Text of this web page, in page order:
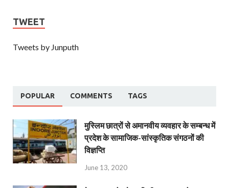
TWEET
Tweets by Junputh
POPULAR COMMENTS TAGS
मुस्लिम छात्रों से अमानवीय व्यवहार के सम्बन्ध में
प्रदेश के सामाजिक-सांस्कृतिक संगठनों की
विज्ञप्ति
June 13, 2020